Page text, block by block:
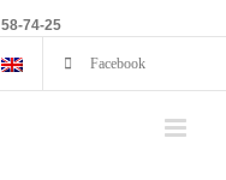
74-25
Facebook